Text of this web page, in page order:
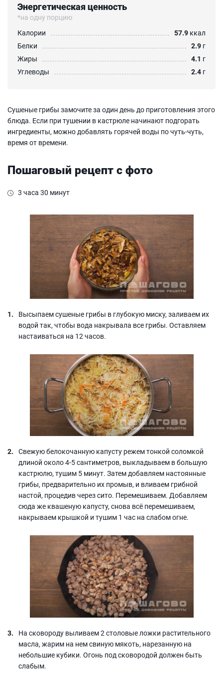
Энергетическая ценность
*на одну порцию
Калории
57.9 ккал
Белки
2.9 г
Жиры
4.1 г
Углеводы
2.4 г
Сушеные грибы замочите за один день до приготовления этого
блюда. Если при тушении в кастрюле начинают подгорать
ингредиенты, можно добавлять горячей воды по чуть-чуть,
время от времени.
Пошаговый рецепт с фото
3 часа 30 минут
Высыпаем сушеные грибы в глубокую миску, заливаем их
водой так, чтобы вода накрывала все грибы. Оставляем
настаиваться на 12 часов.
Свежую белокочанную капусту режем тонкой соломкой
длиной около 4-5 сантиметров, выкладываем в большую
кастрюлю, тушим 5 минут. Затем добавляем настоянные
грибы, предварительно их промыв, и вливаем грибной
настой, процедив через сито. Перемешиваем. Добавляем
сюда же квашеную капусту, снова всё перемешиваем,
накрываем крышкой и тушим 1 час на слабом огне.
На сковороду выливаем 2 столовые ложки растительного
масла, жарим на нем свиную мякоть, нарезанную на
небольшие кубики. Огонь под сковородой должен быть
слабым.